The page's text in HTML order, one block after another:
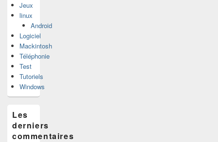
Jeux
linux
Android
Logiciel
Mackintosh
Téléphonie
Test
Tutoriels
Windows
Les
derniers
commentaires